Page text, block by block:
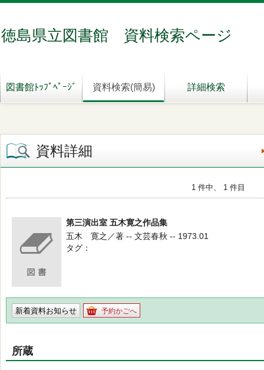
徳島県立図書館 資料検索ページ
図書館ﾄｯﾌﾟﾍﾟｰｼﾞ 資料検索(簡易) 詳細検索
資料詳細
1 件中、 1 件目
第三演出室 五木寛之作品集
五木 寛之／著 -- 文芸春秋 -- 1973.01
タグ
新着資料お知らせ 予約かごへ
所蔵